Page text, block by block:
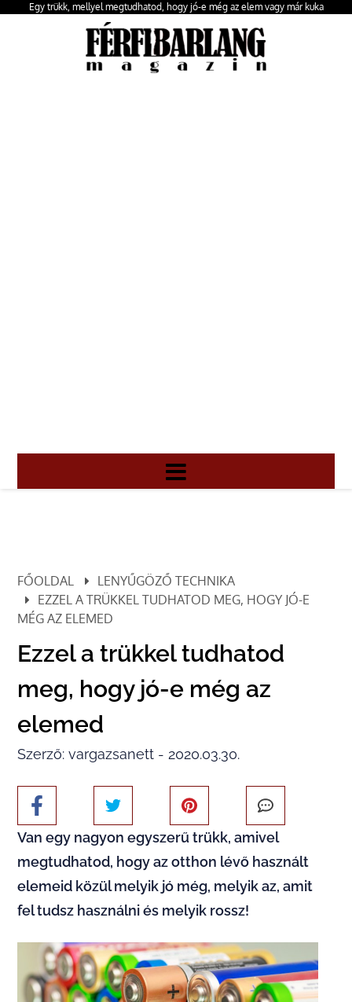
Egy trükk, mellyel megtudhatod, hogy jó-e még az elem vagy már kuka
FŐOLDAL
LENYŰGÖZŐ TECHNIKA
EZZEL A TRÜKKEL TUDHATOD MEG, HOGY JÓ-E
MÉG AZ ELEMED
Ezzel a trükkel tudhatod
meg, hogy jó-e még az
elemed
Szerző: vargazsanett - 2020.03.30.
Van egy nagyon egyszerű trükk, amivel
megtudhatod, hogy az otthon lévő használt
elemeid közül melyik jó még, melyik az, amit
fel tudsz használni és melyik rossz!